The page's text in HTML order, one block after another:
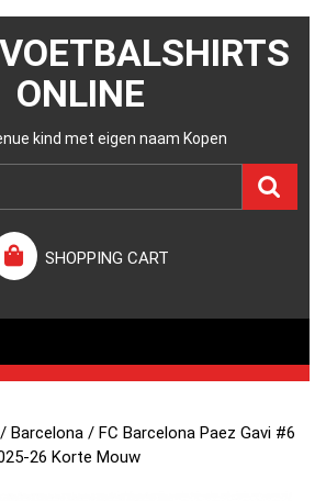
ONLINE
kind met eigen naam Kopen
SHOPPING CART
/Barcelona / FC Barcelona Paez Gavi #6
26 Korte Mouw